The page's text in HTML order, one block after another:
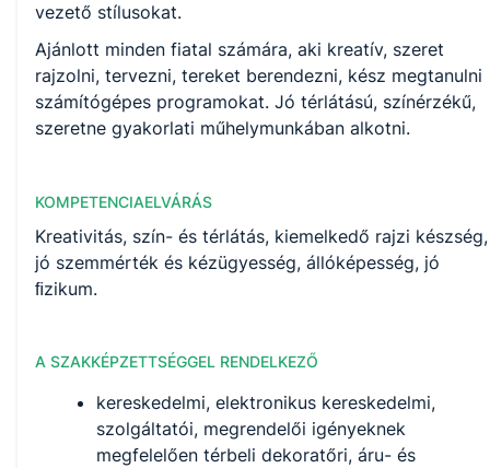
vezető stílusokat.
Ajánlott minden fiatal számára, aki kreatív, szeret
rajzolni, tervezni, tereket berendezni, kész megtanulni
számítógépes programokat. Jó térlátású, színérzékű,
szeretne gyakorlati műhelymunkában alkotni.
KOMPETENCIAELVÁRÁS
Kreativitás, szín- és térlátás, kiemelkedő rajzi készség,
jó szemmérték és kézügyesség, állóképesség, jó
ﬁzikum.
A SZAKKÉPZETTSÉGGEL RENDELKEZŐ
kereskedelmi, elektronikus kereskedelmi,
szolgáltatói, megrendelői igényeknek
megfelelően térbeli dekoratőri, áru- és